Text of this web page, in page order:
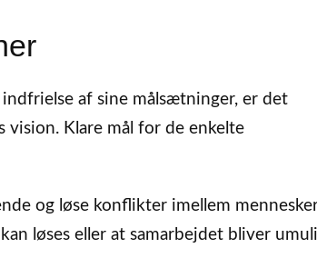
af sine målsætninger, er det
vision. Klare mål for de enkelte
og løse konflikter imellem
løses eller at samarbejdet bliver